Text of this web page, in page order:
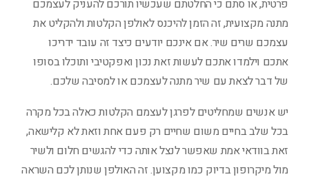
פרטית, או סתם כי החלטתם שעכשיו תורכם להעניק לעצמכם
מתנה מקצועית, זה הזמן להיכנס לאולפן הקלטות ולהקליט את
עצמכם שרים שיר. אם אינכם יודעים כיצד זה עובד ידריכו
אתכם וילמדו אתכם לעשות זאת נכון ואפקטיבי ותוכלו בסופו
של דבר לצאת עם שיר מתנה לעצמכם או למסיבה שלכם.
יש אנשים שמחליטים לפרגן לעצמם הקלטות כאלה בכל מקרה
בכל שלב בחיים משום שחיים רק פעם אחת וזאת לא קלישאה,
זאת בוודאי אמת שאפשר לנצל אותה כדי להגשים חלום ולשיר
מול מיקרופון בדיוק כמו מקצוען. זה האולפן שנותן לכם השראה